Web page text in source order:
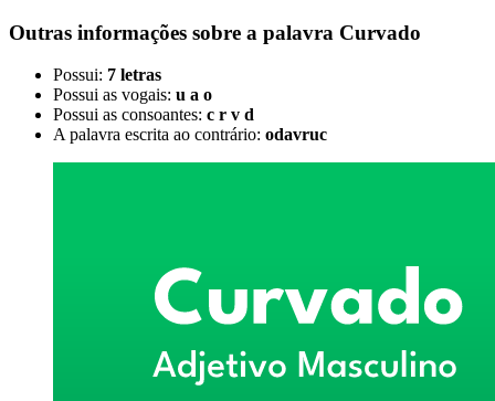
Outras informações sobre a palavra Curvado
Possui: 7 letras
Possui as vogais: u a o
Possui as consoantes: c r v d
A palavra escrita ao contrário: odavruc